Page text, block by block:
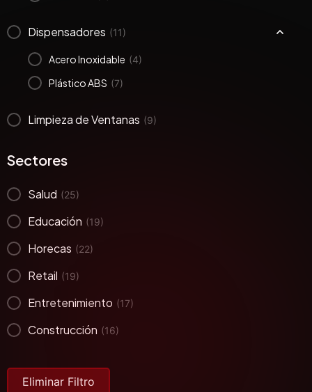
Dispensadores (11)
Acero Inoxidable (4)
Plástico ABS (7)
Limpieza de Ventanas (9)
Sectores
Salud (25)
Educación (19)
Horecas (22)
Retail (19)
Entretenimiento (17)
Construcción (16)
Eliminar Filtro